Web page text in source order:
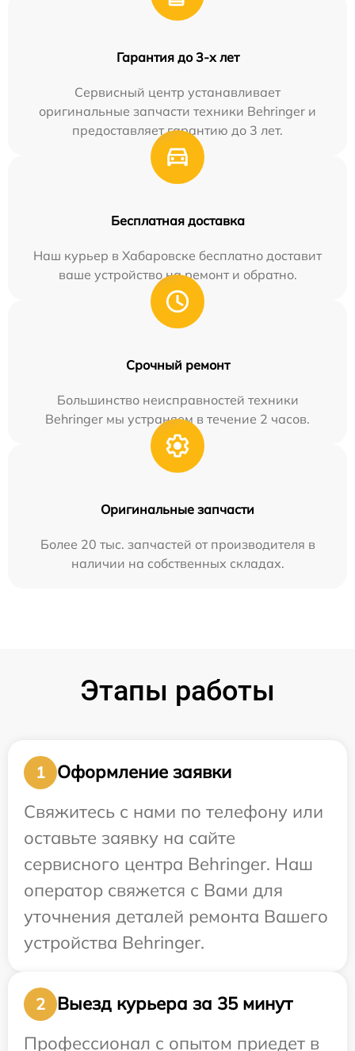
Гарантия до 3-х лет
Сервисный центр устанавливает
оригинальные запчасти техники Behringer и
предоставляет гарантию до 3 лет.
Бесплатная доставка
Наш курьер в Хабаровске бесплатно доставит
ваше устройство на ремонт и обратно.
Срочный ремонт
Большинство неисправностей техники
Behringer мы устраняем в течение 2 часов.
Оригинальные запчасти
Более 20 тыс. запчастей от производителя в
наличии на собственных складах.
Этапы работы
1
Оформление заявки
Свяжитесь с нами по телефону или
оставьте заявку на сайте
сервисного центра Behringer. Наш
оператор свяжется с Вами для
уточнения деталей ремонта Вашего
устройства Behringer.
2
Выезд курьера за 35 минут
Профессионал с опытом приедет в